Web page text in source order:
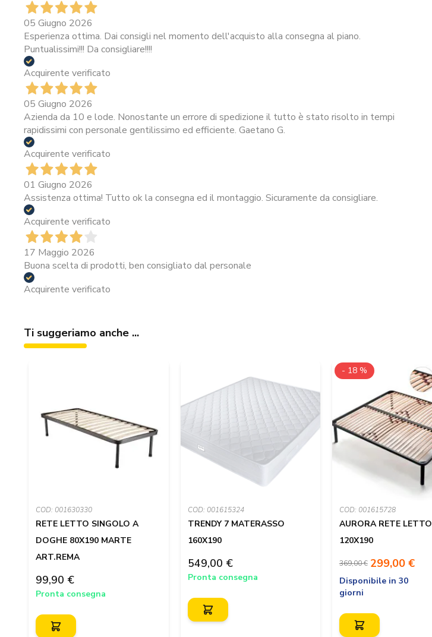
05 Giugno 2026
Esperienza ottima. Dai consigli nel momento dell'acquisto alla consegna al piano.
Puntualissimi!!! Da consigliare!!!!
Acquirente verificato
05 Giugno 2026
Azienda da 10 e lode. Nonostante un errore di spedizione il tutto è stato risolto in tempi
rapidissimi con personale gentilissimo ed efficiente. Gaetano G.
Acquirente verificato
01 Giugno 2026
Assistenza ottima! Tutto ok la consegna ed il montaggio. Sicuramente da consigliare.
Acquirente verificato
17 Maggio 2026
Buona scelta di prodotti, ben consigliato dal personale
Acquirente verificato
Ti suggeriamo anche ...
COD: 001630330
RETE LETTO SINGOLO A
DOGHE 80X190 MARTE
ART.REMA
99,90 €
Pronta consegna
COD: 001615324
TRENDY 7 MATERASSO
160X190
549,00 €
Pronta consegna
COD: 001615728
AURORA RETE LETTO
120X190
- 18 %
369,00 € 299,00 €
Disponibile in 30
giorni